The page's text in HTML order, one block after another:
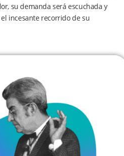
su demanda será escuchada y
incesante recorrido de su